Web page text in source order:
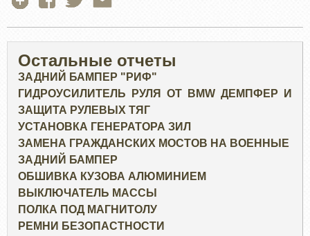
Остальные отчеты
ЗАДНИЙ БАМПЕР "РИФ"
ГИДРОУСИЛИТЕЛЬ РУЛЯ ОТ BMW ДЕМПФЕР И
ЗАЩИТА РУЛЕВЫХ ТЯГ
УСТАНОВКА ГЕНЕРАТОРА ЗИЛ
ЗАМЕНА ГРАЖДАНСКИХ МОСТОВ НА ВОЕННЫЕ
ЗАДНИЙ БАМПЕР
ОБШИВКА КУЗОВА АЛЮМИНИЕМ
ВЫКЛЮЧАТЕЛЬ МАССЫ
ПОЛКА ПОД МАГНИТОЛУ
РЕМНИ БЕЗОПАСТНОСТИ